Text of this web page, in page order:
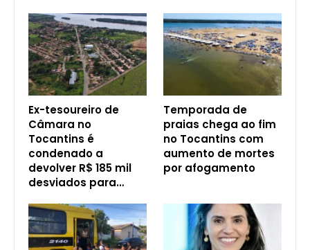
Ex-tesoureiro de
Câmara no
Tocantins é
condenado a
devolver R$ 185 mil
desviados para…
Temporada de
praias chega ao fim
no Tocantins com
aumento de mortes
por afogamento